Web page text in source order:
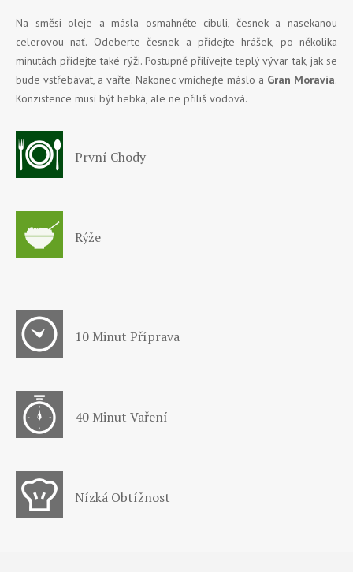
Na směsi oleje a másla osmahněte cibuli, česnek a nasekanou
celerovou nať. Odeberte česnek a přidejte hrášek, po několika
minutách přidejte také rýži. Postupně přilívejte teplý vývar tak, jak se
bude vstřebávat, a vařte. Nakonec vmíchejte máslo a Gran Moravia.
Konzistence musí být hebká, ale ne příliš vodová.
První Chody
Rýže
10 Minut Příprava
40 Minut Vaření
Nízká Obtížnost